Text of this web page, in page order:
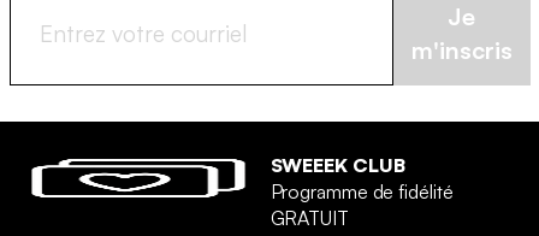
Je
m'inscris
SWEEEK CLUB
Programme de fidélité
GRATUIT